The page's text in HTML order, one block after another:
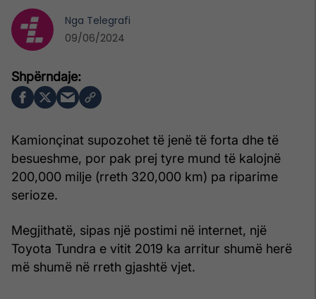
Kamionçinat supozohet të jenë të forta dhe të
besueshme, por pak prej tyre mund të kalojnë
200,000 milje (rreth 320,000 km) pa riparime
serioze.
Megjithatë, sipas një postimi në internet, një
Toyota Tundra e vitit 2019 ka arritur shumë herë
më shumë në rreth gjashtë vjet.
Nga Telegrafi
09/06/2024